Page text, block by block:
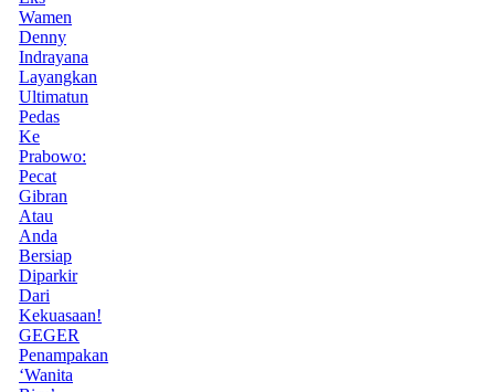
Wamen
Denny
Indrayana
Layangkan
Ultimatun
Pedas
Ke
Prabowo:
Pecat
Gibran
Atau
Anda
Bersiap
Diparkir
Dari
Kekuasaan!
GEGER
Penampakan
‘Wanita